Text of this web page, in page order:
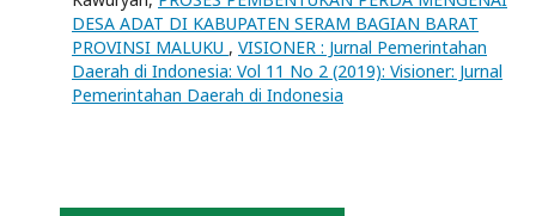
DESA ADAT DI KABUPATEN SERAM BAGIAN BARAT
PROVINSI MALUKU , VISIONER : Jurnal Pemerintahan
Daerah di Indonesia: Vol 11 No 2 (2019): Visioner: Jurnal
Pemerintahan Daerah di Indonesia